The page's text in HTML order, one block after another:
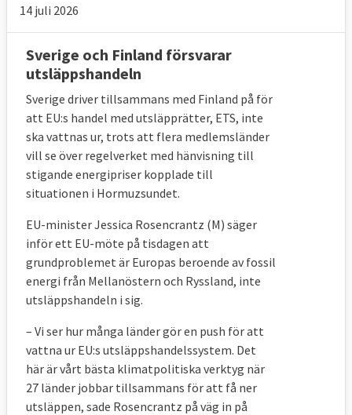
14 juli 2026
Sverige och Finland försvarar
utsläppshandeln
Sverige driver tillsammans med Finland på för
att EU:s handel med utsläpprätter, ETS, inte
ska vattnas ur, trots att flera medlemsländer
vill se över regelverket med hänvisning till
stigande energipriser kopplade till
situationen i Hormuzsundet.
EU-minister Jessica Rosencrantz (M) säger
inför ett EU-möte på tisdagen att
grundproblemet är Europas beroende av fossil
energi från Mellanöstern och Ryssland, inte
utsläppshandeln i sig.
– Vi ser hur många länder gör en push för att
vattna ur EU:s utsläppshandelssystem. Det
här är vårt bästa klimatpolitiska verktyg när
27 länder jobbar tillsammans för att få ner
utsläppen, sade Rosencrantz på väg in på